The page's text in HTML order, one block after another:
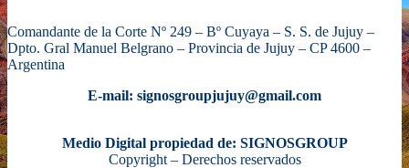
Comandante de la Corte Nº 249 – Bº Cuyaya – S. S. de Jujuy –
Dpto. Gral Manuel Belgrano – Provincia de Jujuy – CP 4600 –
Argentina
E-mail: signosgroupjujuy@gmail.com
Medio Digital propiedad de: SIGNOSGROUP
Copyright – Derechos reservados